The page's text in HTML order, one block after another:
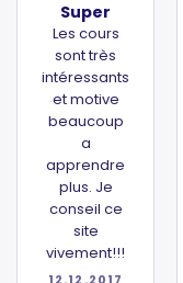
Super
Les cours
sont très
intéressants
et motive
beaucoup
a
apprendre
plus. Je
conseil ce
site
vivement!!!